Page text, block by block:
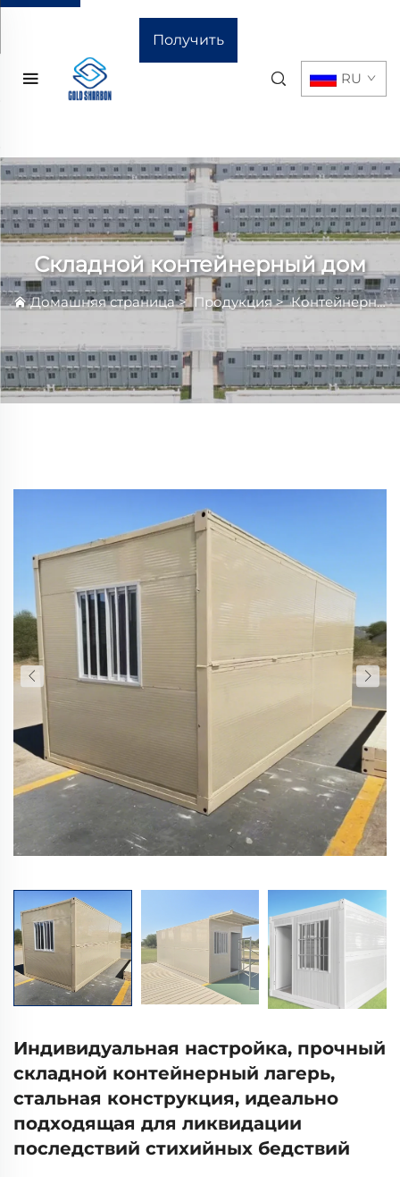
Получить
RU
Складной контейнерный дом
Домашняя страница>Продукция>Контейнерный Дом
Индивидуальная настройка, прочный
складной контейнерный лагерь,
стальная конструкция, идеально
подходящая для ликвидации
последствий стихийных бедствий